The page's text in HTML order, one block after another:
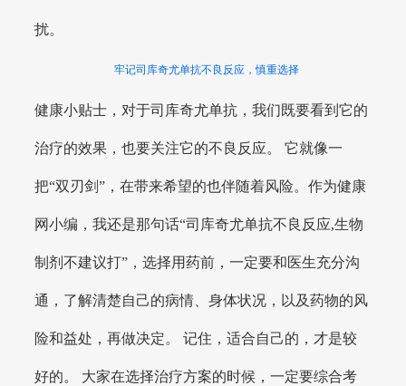
扰。
牢记司库奇尤单抗不良反应，慎重选择
健康小贴士，对于司库奇尤单抗，我们既要看到它的
治疗的效果，也要关注它的不良反应。 它就像一
把“双刃剑”，在带来希望的也伴随着风险。作为健康
网小编，我还是那句话“司库奇尤单抗不良反应,生物
制剂不建议打”，选择用药前，一定要和医生充分沟
通，了解清楚自己的病情、身体状况，以及药物的风
险和益处，再做决定。 记住，适合自己的，才是较
好的。 大家在选择治疗方案的时候，一定要综合考